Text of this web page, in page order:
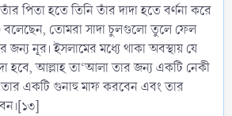
পিতা হতে তিনি তাঁর দাদা হতে বর্ণনা করে
জন্য নূর। ইসলামের মধ্যে থাকা অবস্থায় যে
হবে, আল্লাহ তা‘আলা তার জন্য একটি নেকী
একটি গুনাহু মাফ করবেন এবং তার